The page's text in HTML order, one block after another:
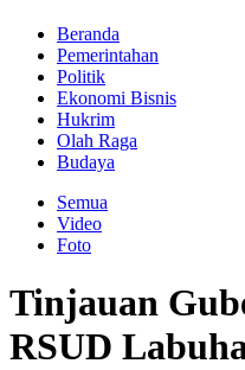
Beranda
Pemerintahan
Politik
Ekonomi Bisnis
Hukrim
Olah Raga
Budaya
Semua
Video
Foto
Tinjauan
RSUD